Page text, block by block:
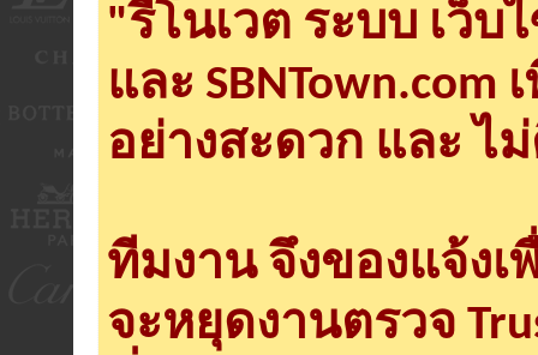
"รีโนเวต ระบบ เว็บ
และ
อย่างสะดวก และ ไ
ทีมงาน จึงของแจ้ง
จะหยุดงานตรวจ